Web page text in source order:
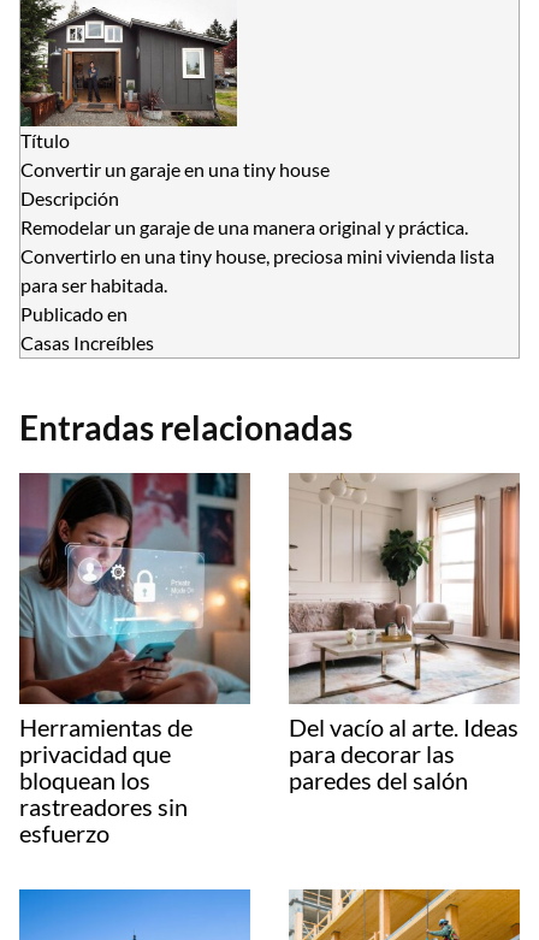
Título
Convertir un garaje en una tiny house
Descripción
Remodelar un garaje de una manera original y práctica.
Convertirlo en una tiny house, preciosa mini vivienda lista
para ser habitada.
Publicado en
Casas Increíbles
Entradas relacionadas
Herramientas de
privacidad que
bloquean los
rastreadores sin
esfuerzo
Del vacío al arte. Ideas
para decorar las
paredes del salón